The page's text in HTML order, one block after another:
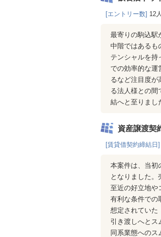
[エントリー数] 12人
最寄りの駒込駅
中階ではあるも
テンシャルを持
での効率的な運
るなど注目度が
る法人様との間
結へと至りまし
資産譲渡契
[賃貸借契約締結日]
本案件は、当初
となりました
至近の好立地や
有利な条件での
想定されていた
引き渡しへとス
同系業態へのス